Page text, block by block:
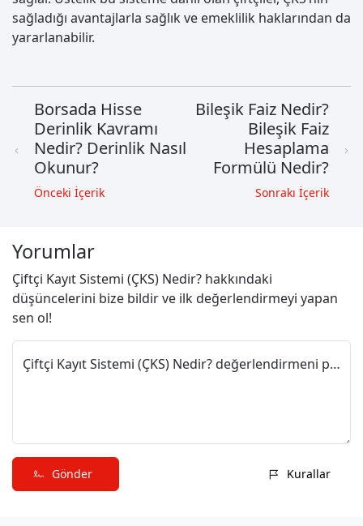
sağladığı avantajlarla sağlık ve emeklilik haklarından da
yararlanabilir.
Borsada Hisse
Derinlik Kavramı
Nedir? Derinlik Nasıl
Okunur?
Önceki İçerik
Bileşik Faiz Nedir?
Bileşik Faiz
Hesaplama
Formülü Nedir?
Sonrakı İçerik
Yorumlar
Çiftçi Kayıt Sistemi (ÇKS) Nedir? hakkındaki
düşüncelerini bize bildir ve ilk değerlendirmeyi yapan
sen ol!
Çiftçi Kayıt Sistemi (ÇKS) Nedir? değerlendirmeni paylaş
Gönder Kurallar